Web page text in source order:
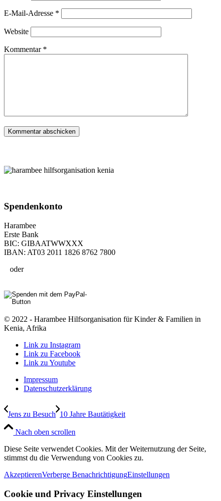
E-Mail-Adresse *
Website
Kommentar *
Spenden­konto
Harambee
Erste Bank
BIC: GIBAATWWXXX
IBAN: AT03 2011 1826 8762 7800
oder
© 2022 - Harambee Hilfsorganisation für Kinder & Familien in
Kenia, Afrika
Link zu Instagram
Link zu Facebook
Link zu Youtube
Impressum
Datenschutzerklärung
Jens zu Besuch 10 Jahre Bautätigkeit
Nach oben scrollen
Diese Seite verwendet Cookies. Mit der Weiternutzung der Seite,
stimmst du die Verwendung von Cookies zu.
AkzeptierenVerberge BenachrichtigungEinstellungen
Cookie und Privacy Einstellungen